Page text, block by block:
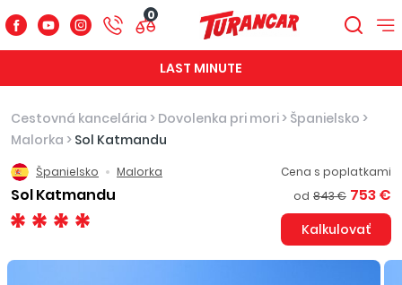
0
LAST MINUTE
Cestovná kancelária > Dovolenka pri mori > Španielsko >
Malorka > Sol Katmandu
Španielsko Malorka
Sol Katmandu
Cena s poplatkami
od 843 € 753 €
Kalkulovať